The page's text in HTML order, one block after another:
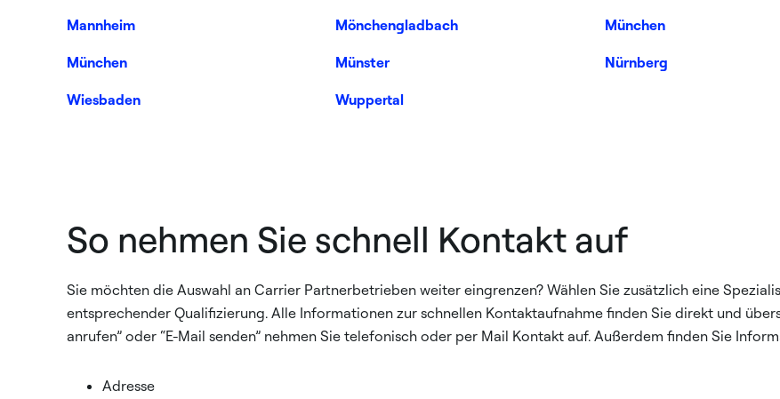
Mannheim Mönchengladbach München
München Münster Nürnberg
Wiesbaden Wuppertal
So nehmen Sie schnell Kontakt auf
Sie möchten die Auswahl an Carrier Partnerbetrieben weiter eingrenzen? Wählen Sie zusätzlich eine
entsprechender Qualifizierung. Alle Informationen zur schnellen Kontaktaufnahme finden Sie direkt und
anrufen” oder “E-Mail senden” nehmen Sie telefonisch oder per Mail Kontakt auf. Außerdem finden Sie
Adresse